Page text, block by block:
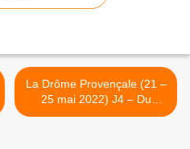
La Drôme Provençale (21 –
25 mai 2022) J4 – Du
parking des vautours au